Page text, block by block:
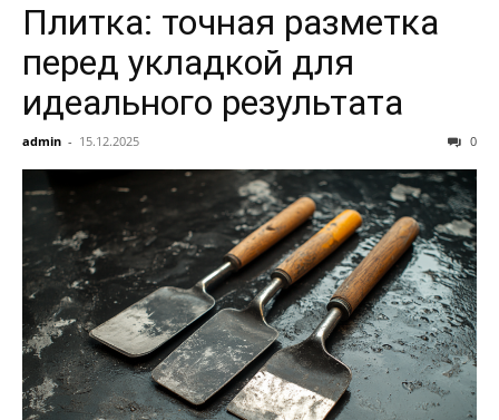
Плитка: точная разметка
перед укладкой для
идеального результата
admin - 15.12.2025 0